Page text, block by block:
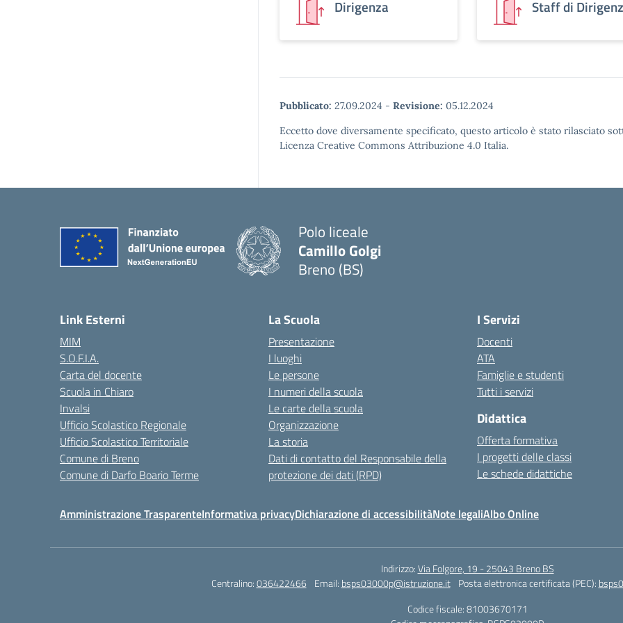
Dirigenza Staff di
Pubblicato: 27.09.2024 - Revisione: 05.12.2024
Eccetto dove diversamente specificato, questo articolo è stato rilasciato
Licenza Creative Commons Attribuzione 4.0 Italia.
Polo liceale
Camillo Golgi
Breno (BS)
Link Esterni
MIM
S.O.F.I.A.
Carta del docente
Scuola in Chiaro
Invalsi
Ufficio Scolastico Regionale
Ufficio Scolastico Territoriale
Comune di Breno
Comune di Darfo Boario Terme
La Scuola
Presentazione
I luoghi
Le persone
I numeri della scuola
Le carte della scuola
Organizzazione
La storia
Dati di contatto del Responsabile della
protezione dei dati (RPD)
I Servizi
Docenti
ATA
Famiglie e studenti
Tutti i servizi
Didattica
Offerta formativa
I progetti delle classi
Le schede didattiche
Amministrazione TrasparenteInformativa privacyDichiarazione di accessibilitàNote legaliAlbo Online
Indirizzo:Via Folgore, 19 - 25043 Breno BS
Centralino:036422466 Email: bsps03000p@istruzione.it Posta elettronica certificata (PEC):
Codice fiscale: 81003670171